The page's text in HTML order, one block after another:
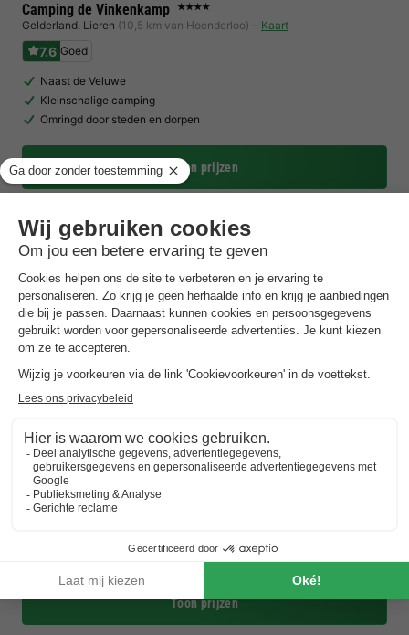
Camping de Vinkenkamp ★★★★
Gelderland, Lieren (10,5 km van Hoenderloo) Kaart
7.6 Goed
Naast de Veluwe
Kleinschalige camping
Omringd door steden en dorpen
Toon prijzen
TopParken Resort Bosvallei
Gelderland,Ede (15,1 km van Hoenderloo) Kaart
7.9 Goed
In bosrijke omgeving
Toon prijzen